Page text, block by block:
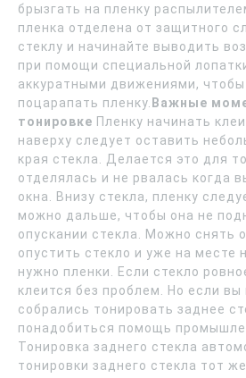
брызгать на пленку
пленка отделена от защитного
стеклу и начинайте выводить
при помощи специальной
аккуратными движениями, чтобы
поцарапать пленку. Важные
тонировке Пленку начинать
наверху следует оставить
края стекла. Делается это для
отделялась и не рвалась когда
окна. Внизу стекла, пленку
можно дальше, чтобы она не
опускании стекла. Можно снять
опустить стекло и уже на месте
нужно пленки. Если стекло
клеится без проблем. Но если вы
собрались тонировать заднее
понадобиться помощь
Тонировка заднего стекла
тонировки заднего стекла тот